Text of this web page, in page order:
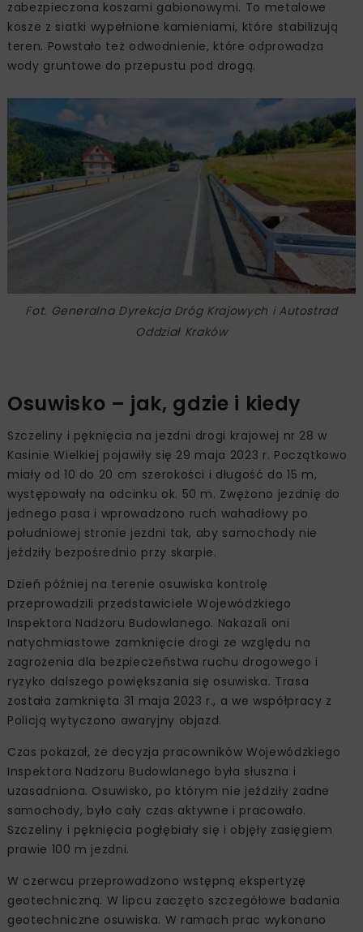
zabezpieczona koszami gabionowymi. To metalowe
kosze z siatki wypełnione kamieniami, które stabilizują
teren. Powstało też odwodnienie, które odprowadza
wody gruntowe do przepustu pod drogą.
Fot. Generalna Dyrekcja Dróg Krajowych i Autostrad
Oddział Kraków
Osuwisko – jak, gdzie i kiedy
Szczeliny i pęknięcia na jezdni drogi krajowej nr 28 w
Kasinie Wielkiej pojawiły się 29 maja 2023 r. Początkowo
miały od 10 do 20 cm szerokości i długość do 15 m,
występowały na odcinku ok. 50 m. Zwężono jezdnię do
jednego pasa i wprowadzono ruch wahadłowy po
południowej stronie jezdni tak, aby samochody nie
jeździły bezpośrednio przy skarpie.
Dzień później na terenie osuwiska kontrolę
przeprowadzili przedstawiciele Wojewódzkiego
Inspektora Nadzoru Budowlanego. Nakazali oni
natychmiastowe zamknięcie drogi ze względu na
zagrożenia dla bezpieczeństwa ruchu drogowego i
ryzyko dalszego powiększania się osuwiska. Trasa
została zamknięta 31 maja 2023 r., a we współpracy z
Policją wytyczono awaryjny objazd.
Czas pokazał, że decyzja pracowników Wojewódzkiego
Inspektora Nadzoru Budowlanego była słuszna i
uzasadniona. Osuwisko, po którym nie jeździły żadne
samochody, było cały czas aktywne i pracowało.
Szczeliny i pęknięcia pogłębiały się i objęły zasięgiem
prawie 100 m jezdni.
W czerwcu przeprowadzono wstępną ekspertyzę
geotechniczną. W lipcu zaczęto szczegółowe badania
geotechniczne osuwiska. W ramach prac wykonano